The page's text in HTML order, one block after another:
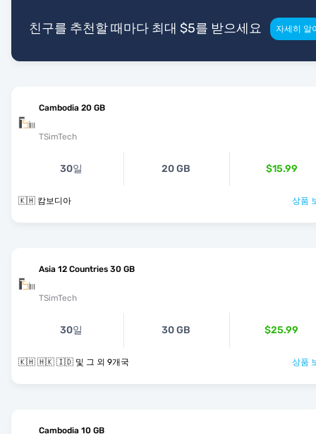
친구를 추천할 때마다 최대 $5를 받으세요 자세히 알
Cambodia 20 GB
TSimTech
30일 20 GB $15.99
🇰🇭 캄보디아 상품
Asia 12 Countries 30 GB
TSimTech
30일 30 GB $25.99
🇰🇭 🇭🇰 🇮🇩 및 그 외 9개국 상품
Cambodia 10 GB